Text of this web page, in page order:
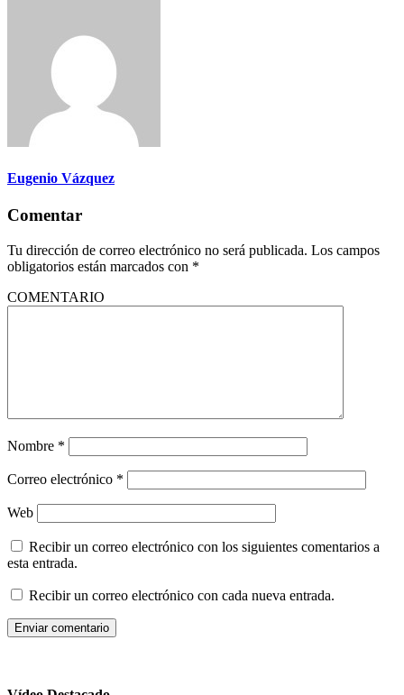
Eugenio Vázquez
Comentar
Tu dirección de correo electrónico no será publicada. Los campos
obligatorios están marcados con *
COMENTARIO
Nombre *
Correo electrónico *
Web
Recibir un correo electrónico con los siguientes comentarios a
esta entrada.
Recibir un correo electrónico con cada nueva entrada.